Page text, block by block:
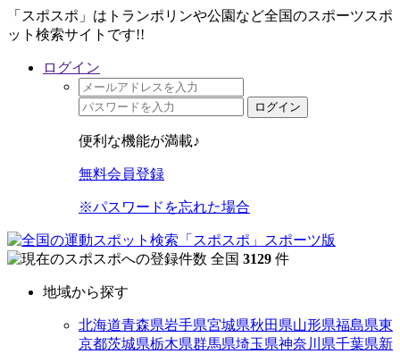
「スポスポ」はトランポリンや公園など全国のスポーツスポ
ット検索サイトです!!
ログイン
ログイン
便利な機能が満載♪
無料会員登録
※パスワードを忘れた場合
全国 3129 件
地域から探す
北海道青森県岩手県宮城県秋田県山形県福島県東
京都茨城県栃木県群馬県埼玉県神奈川県千葉県新